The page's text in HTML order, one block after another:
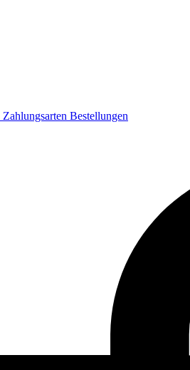
Zahlungsarten Bestellungen